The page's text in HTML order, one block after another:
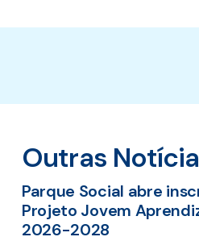
Outras
Parque Social abre
Projeto Jovem
2026-2028